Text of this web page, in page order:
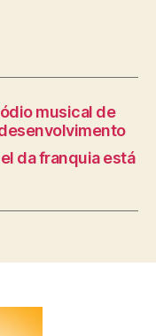
musical de
da franquia está